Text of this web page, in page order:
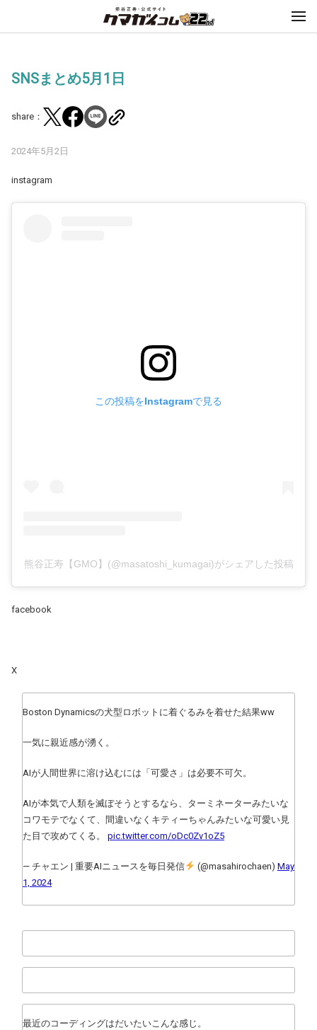
SNSまとめ5月1日
share：
2024年5月2日
instagram
この投稿をInstagramで見る
熊谷正寿【GMO】(@masatoshi_kumagai)がシェアした投稿
facebook
X
Boston Dynamicsの犬型ロボットに着ぐるみを着せた結果ww
一気に親近感が湧く。
AIが人間世界に溶け込むには「可愛さ」は必要不可欠。
AIが本気で人類を滅ぼそうとするなら、ターミネーターみたいな
コワモテでなくて、間違いなくキティーちゃんみたいな可愛い見
た目で攻めてくる。 pic.twitter.com/oDc0Zv1oZ5
— チャエン | 重要AIニュースを毎日発信 (@masahirochaen) May
1, 2024
最近のコーディングはだいたいこんな感じ。